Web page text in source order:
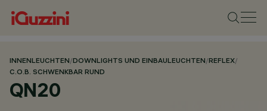
INNENLEUCHTEN/DOWNLIGHTS UND EINBAULEUCHTEN/REFLEX/
C.O.B. SCHWENKBAR RUND
QN20